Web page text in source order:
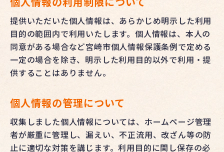
提供いただいた個人情報は、あらかじめ明示した利用
目的の範囲内で利用いたします。個人情報は、本人の
同意がある場合など宮崎市個人情報保護条例で定める
一定の場合を除き、明示した利用目的以外で利用・提
供することはありません。
個人情報の管理について
収集しました個人情報については、ホームページ管理
者が厳重に管理し、漏えい、不正流用、改ざん等の防
止に適切な対策を講じます。利用目的に関し保存の必